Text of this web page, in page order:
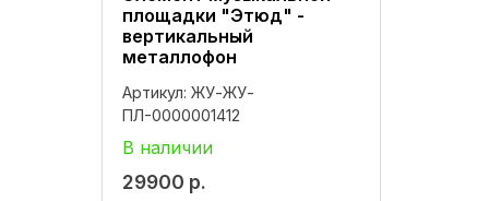
площадки "Этюд" -
вертикальный
металлофон
Артикул: ЖУ-ЖУ-
ПЛ-0000001412
В наличии
29900 р.